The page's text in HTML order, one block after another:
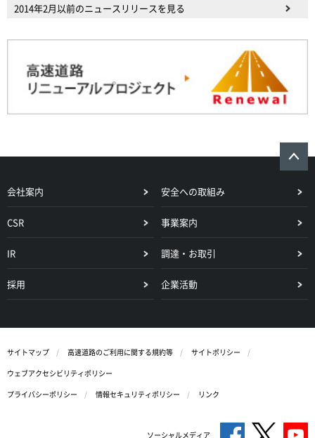
2014年2月以前のニュースリリースを見る
会社案内 安全への取組み
CSR 事業案内
IR 調達・お取引
採用 企業活動
サイトマップ 高速道路のご利用に関する規約等
サイトポリシー
ウェブアクセシビリティポリシー
プライバシーポリシー
情報セキュリティポリシー リンク
ソーシャルメディア